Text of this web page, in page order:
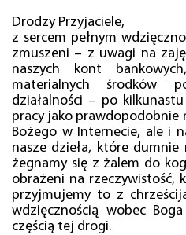
Drodzy Przyjaciele,
z sercem pełnym
zmuszeni – z uwagi na
naszych kont
materialnych środków
działalności – po
pracy jako prawdopodobnie
Bożego w Internecie, ale i
nasze dzieła, które
żegnamy się z żalem do
obrażeni na rzeczywistość,
przyjmujemy to z
wdzięcznością wobec
częścią tej drogi.